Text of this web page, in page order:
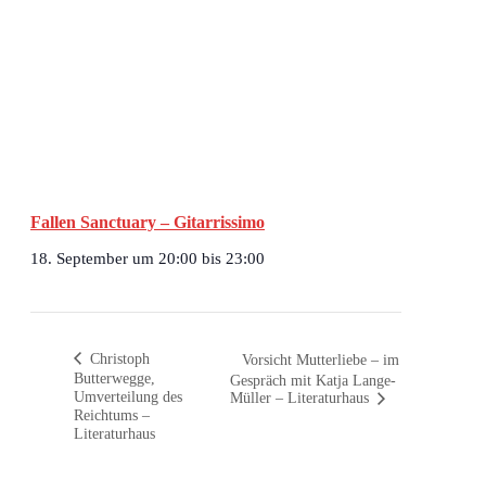
Fallen Sanctuary – Gitarrissimo
18. September um 20:00 bis 23:00
Christoph
Butterwegge,
Umverteilung des
Reichtums –
Literaturhaus
Vorsicht Mutterliebe – im
Gespräch mit Katja Lange-
Müller – Literaturhaus